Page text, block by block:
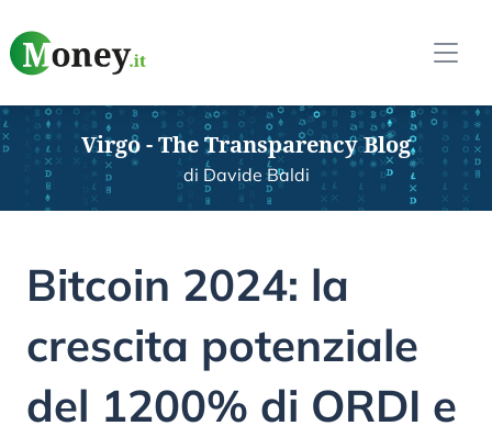
Virgo - The Transparency Blog
di Davide Baldi
Bitcoin 2024: la
crescita potenziale
del 1200% di ORDI e